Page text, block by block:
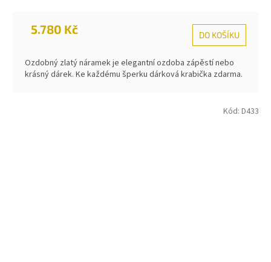
5.780 Kč DO KOŠÍKU
Ozdobný zlatý náramek je elegantní ozdoba zápěstí nebo
krásný dárek. Ke každému šperku dárková krabička zdarma.
Kód: D433